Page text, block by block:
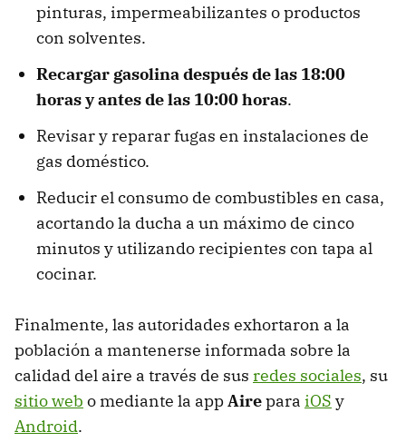
pinturas, impermeabilizantes o productos
con solventes.
Recargar gasolina después de las 18:00
horas y antes de las 10:00 horas.
Revisar y reparar fugas en instalaciones de
gas doméstico.
Reducir el consumo de combustibles en casa,
acortando la ducha a un máximo de cinco
minutos y utilizando recipientes con tapa al
cocinar.
Finalmente, las autoridades exhortaron a la
población a mantenerse informada sobre la
calidad del aire a través de sus redes sociales, su
sitio web o mediante la appAirepara iOS y
Android.